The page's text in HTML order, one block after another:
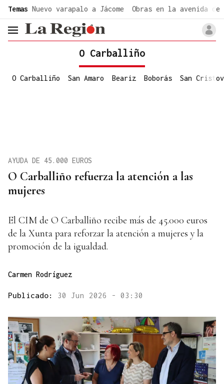
Temas Nuevo varapalo a Jácome Obras en la avenida de
header.menu.open
O Carballiño
O Carballiño San Amaro Beariz Boborás San
O Carballiño refuerza la atención a las
mujeres
AYUDA DE 45.000 EUROS
El CIM de O Carballiño recibe más de 45.000 euros
de la Xunta para reforzar la atención a mujeres y la
promoción de la igualdad.
Carmen Rodríguez
Publicado: 30 Jun 2026 - 03:30